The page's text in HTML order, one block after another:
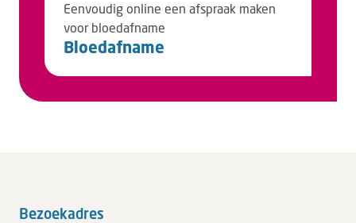
Eenvoudig online een afspraak maken
voor bloedafname
Bloedafname
Bezoekadres